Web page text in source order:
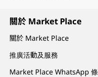
關於 Market Place
關於 Market Place
推廣活動及服務
Market Place WhatsApp 條